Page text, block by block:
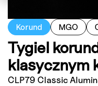
Korund MGO
Tygiel
klasycznym
CLP79 Classic